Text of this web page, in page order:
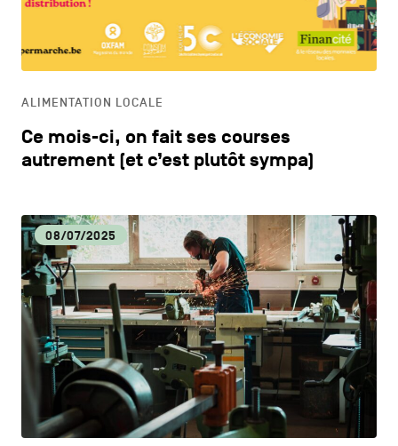
secondaire
MENTIONS LÉGALES
COOKIES POLICY
POLITIQUE VIE PRIVÉE
FR NL EN
CM
DÉCOUVERTE
DYNAMISME ÉCONOMIQUE
ECOLOGIE
EDUCATION
HORECA
ALIMENTATION LOCALE
Ce mois-ci, on fait ses courses
autrement (et c’est plutôt sympa)
08/07/2025